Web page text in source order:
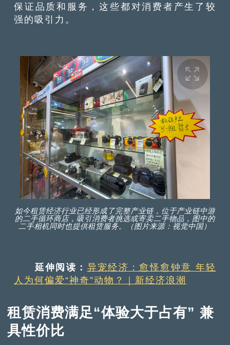
保证品质和服务，这些都对消费者产生了较
强的吸引力。
如今租赁经济行业已经形成了完整产业链，位于产业链中游
的二手循环商店，吸引消费者挑选或寄卖二手物品，图中的
二手相机同时也提供租赁服务。（图片来源：视觉中国）
延伸阅读： 异宠经济：愈怪愈钟意 年轻
人为何偏爱“神奇”动物？｜新经济浪潮
租赁消费满足“体验大于占有” 兼
具性价比